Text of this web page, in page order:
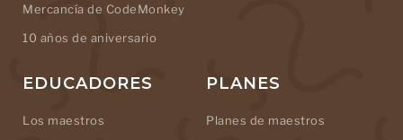
Mercancía de CodeMonkey
10 años de aniversario
EDUCADORES
Los maestros
PLANES
Planes de maestros